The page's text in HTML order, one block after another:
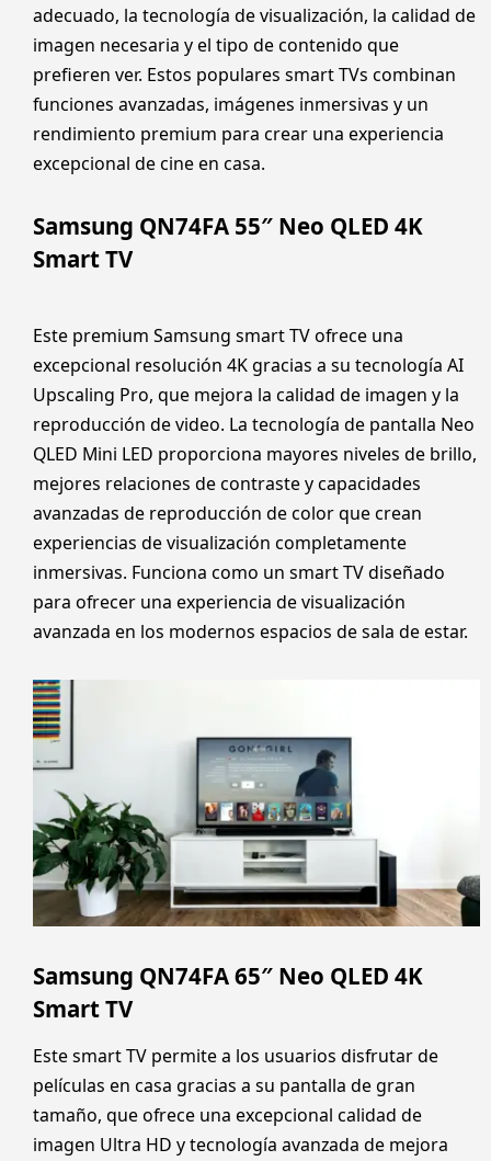
adecuado, la tecnología de visualización, la calidad de
imagen necesaria y el tipo de contenido que
prefieren ver. Estos populares smart TVs combinan
funciones avanzadas, imágenes inmersivas y un
rendimiento premium para crear una experiencia
excepcional de cine en casa.
Samsung QN74FA 55″ Neo QLED 4K
Smart TV
Este premium Samsung smart TV ofrece una
excepcional resolución 4K gracias a su tecnología AI
Upscaling Pro, que mejora la calidad de imagen y la
reproducción de video. La tecnología de pantalla Neo
QLED Mini LED proporciona mayores niveles de brillo,
mejores relaciones de contraste y capacidades
avanzadas de reproducción de color que crean
experiencias de visualización completamente
inmersivas. Funciona como un smart TV diseñado
para ofrecer una experiencia de visualización
avanzada en los modernos espacios de sala de estar.
Samsung QN74FA 65″ Neo QLED 4K
Smart TV
Este smart TV permite a los usuarios disfrutar de
películas en casa gracias a su pantalla de gran
tamaño, que ofrece una excepcional calidad de
imagen Ultra HD y tecnología avanzada de mejora